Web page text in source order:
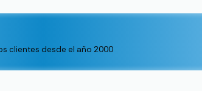
clientes desde el año 2000